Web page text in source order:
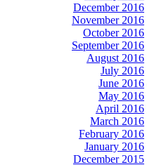
December 2016
November 2016
October 2016
September 2016
August 2016
July 2016
June 2016
May 2016
April 2016
March 2016
February 2016
January 2016
December 2015